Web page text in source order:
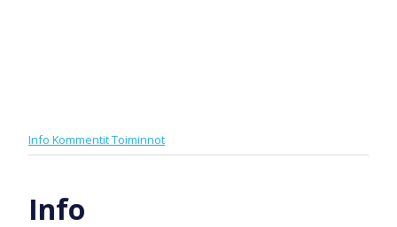
Info KommentitToiminnot
Info